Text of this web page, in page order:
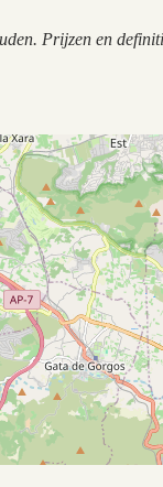
Prijzen en